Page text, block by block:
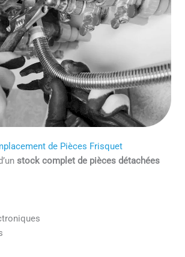
de Pièces Frisquet
stock complet de pièces détachées